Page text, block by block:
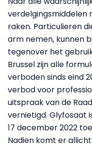
verdelgingsmiddelen
raken. Particulieren
arm nemen, kunnen
tegenover het
Brussel zijn alle
verboden sinds eind
verbod voor
uitspraak van de
vernietigd. Glyfosaat
17 december 2022
Nadien komt er